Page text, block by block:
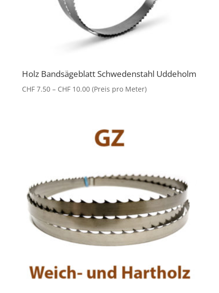
Holz Bandsägeblatt Schwedenstahl Uddeholm
CHF7.50 – CHF10.00Preisspanne:
(Preis pro Meter)